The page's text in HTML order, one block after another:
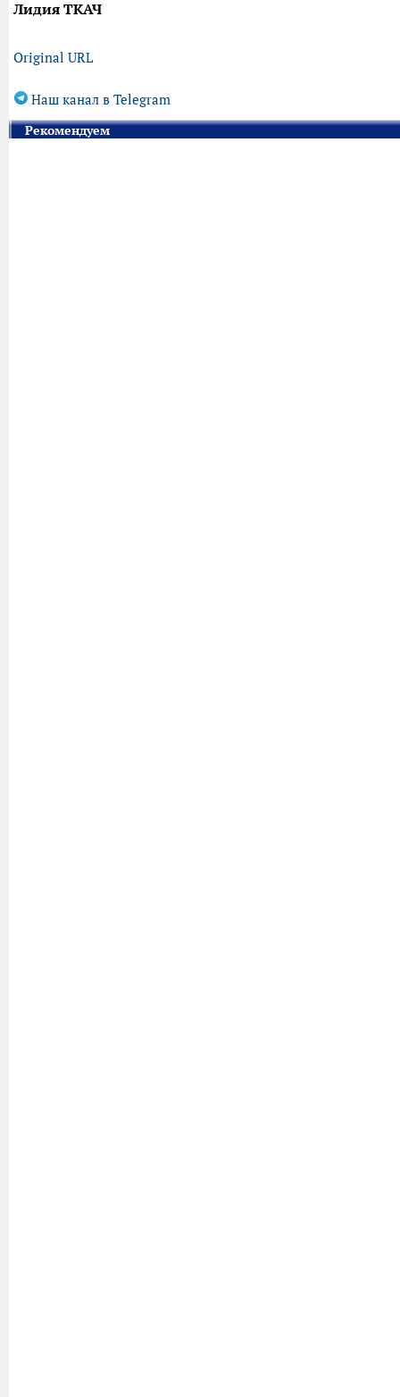
Лидия ТКАЧ
Original URL
Наш канал в Telegram
Рекомендуем